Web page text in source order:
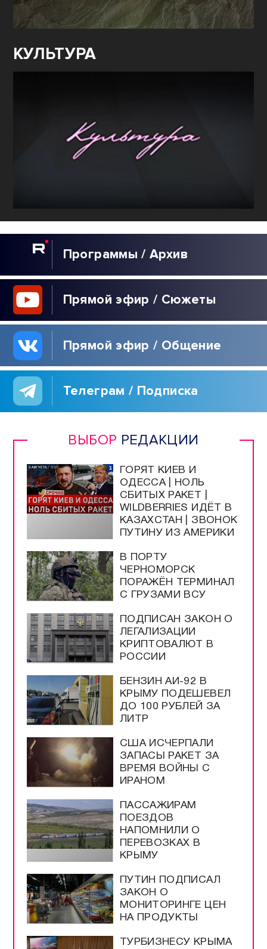
Программы / Архив
Прямой эфир / Сюжеты
Прямой эфир / Общение
Телеграм / Подписка
ВЫБОР РЕДАКЦИИ
ГОРЯТ КИЕВ И
ОДЕССА | НОЛЬ
СБИТЫХ РАКЕТ |
WILDBERRIES ИДЁТ В
КАЗАХСТАН | ЗВОНОК
ПУТИНУ ИЗ АМЕРИКИ
В ПОРТУ
ЧЕРНОМОРСК
ПОРАЖЁН ТЕРМИНАЛ
С ГРУЗАМИ ВСУ
ПОДПИСАН ЗАКОН О
ЛЕГАЛИЗАЦИИ
КРИПТОВАЛЮТ В
РОССИИ
БЕНЗИН АИ-92 В
КРЫМУ ПОДЕШЕВЕЛ
ДО 100 РУБЛЕЙ ЗА
ЛИТР
США ИСЧЕРПАЛИ
ЗАПАСЫ РАКЕТ ЗА
ВРЕМЯ ВОЙНЫ С
ИРАНОМ
ПАССАЖИРАМ
ПОЕЗДОВ
НАПОМНИЛИ О
ПЕРЕВОЗКАХ В
КРЫМУ
ПУТИН ПОДПИСАЛ
ЗАКОН О
МОНИТОРИНГЕ ЦЕН
НА ПРОДУКТЫ
ТУРБИЗНЕСУ КРЫМА
КУЛЬТУРА